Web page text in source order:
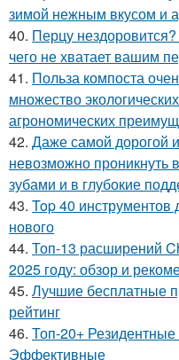
зимой нежным вкусом и
40. Перцу
чего не хватает вашим
41. Польза компоста
множество
агрономических
42. Даже самой дорогой
невозможно проникнуть
зубами и в глубокие
43. Top 40 инструментов
нового
44. Топ-13 расширений
2025 году: обзор и
45. Лучшие бесплатные
рейтинг
46. Топ-20+
Эффективные